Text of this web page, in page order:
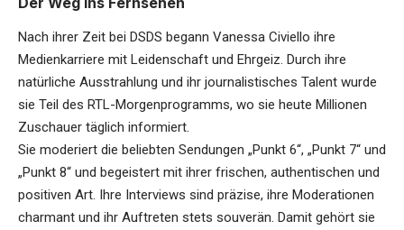
Nach ihrer Zeit bei DSDS begann Vanessa Civiello ihre
Medienkarriere mit Leidenschaft und Ehrgeiz. Durch ihre
natürliche Ausstrahlung und ihr journalistisches Talent wurde
sie Teil des RTL-Morgenprogramms, wo sie heute Millionen
Zuschauer täglich informiert.
Sie moderiert die beliebten Sendungen „Punkt 6“, „Punkt 7“ und
„Punkt 8“ und begeistert mit ihrer frischen, authentischen und
positiven Art. Ihre Interviews sind präzise, ihre Moderationen
charmant und ihr Auftreten stets souverän. Damit gehört sie